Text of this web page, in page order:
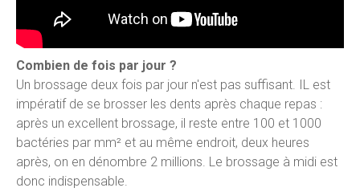
Combien de fois par jour ?
Un brossage deux fois par jour n'est pas suffisant. IL est
impératif de se brosser les dents après chaque repas :
après un excellent brossage, il reste entre 100 et 1000
bactéries par mm² et au même endroit, deux heures
après, on en dénombre 2 millions. Le brossage à midi est
donc indispensable.